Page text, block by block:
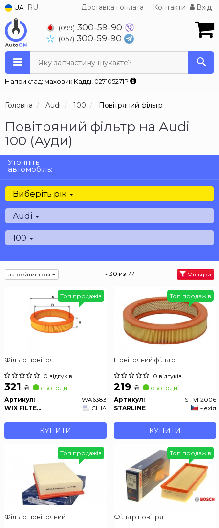
UA RU Доставка і оплата Контакти Вхід
(099) 300-59-90
(067) 300-59-90
Яку запчастину шукаєте?
Наприклад: маховик Кадді, 027105271P
Головна Audi 100 Повітряний фільтр
Повітряний фільтр на Audi
100 (Ауди)
Уточніть
автомобіль:
Виберіть рік
Audi
100
за рейтингом 1 - 30 из 77 Фільтри
Фільтр повітря
0 відгуків
321 ₴ сьогодні
Артикул:
WA6383
WIX FILTERS
США
КУПИТИ
Топ продажів
Повітряний фільтр
0 відгуків
219 ₴ сьогодні
Артикул:
SF VF2006
STARLINE
Чехія
КУПИТИ
Топ продажів
Фільтр повітряний
Топ продажів
Фільтр повітря
Топ продажів